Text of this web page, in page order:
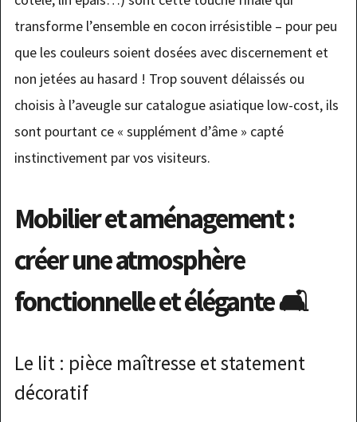
transforme l’ensemble en cocon irrésistible – pour peu
que les couleurs soient dosées avec discernement et
non jetées au hasard ! Trop souvent délaissés ou
choisis à l’aveugle sur catalogue asiatique low-cost, ils
sont pourtant ce « supplément d’âme » capté
instinctivement par vos visiteurs.
Mobilier et aménagement :
créer une atmosphère
fonctionnelle et élégante 🛋️
Le lit : pièce maîtresse et statement
décoratif